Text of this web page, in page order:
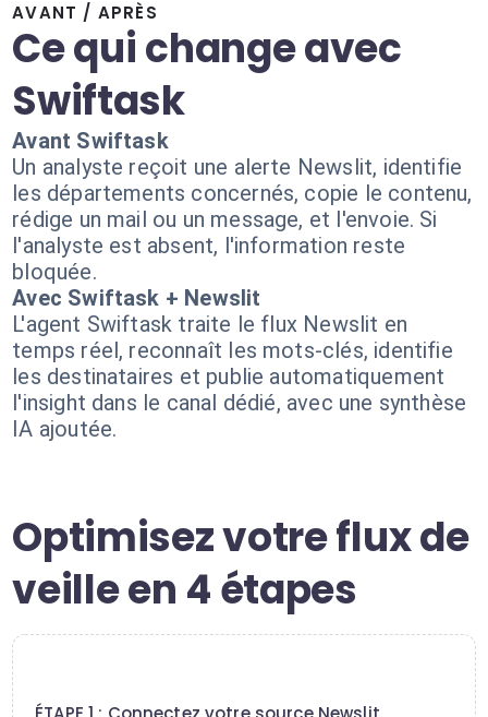
AVANT / APRÈS
Ce qui change avec
Swiftask
Avant Swiftask
Un analyste reçoit une alerte Newslit, identifie
les départements concernés, copie le contenu,
rédige un mail ou un message, et l'envoie. Si
l'analyste est absent, l'information reste
bloquée.
Avec Swiftask + Newslit
L'agent Swiftask traite le flux Newslit en
temps réel, reconnaît les mots-clés, identifie
les destinataires et publie automatiquement
l'insight dans le canal dédié, avec une synthèse
IA ajoutée.
Optimisez votre flux de
veille en 4 étapes